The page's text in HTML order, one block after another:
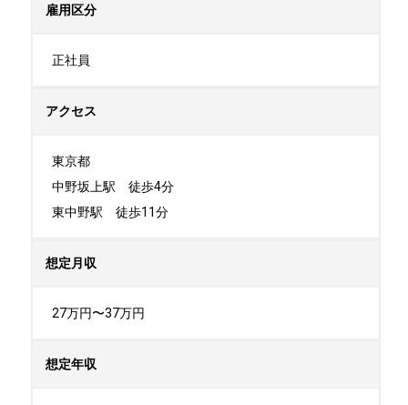
雇用区分
正社員
アクセス
東京都
中野坂上駅　徒歩4分
東中野駅　徒歩11分
想定月収
27万円〜37万円
想定年収